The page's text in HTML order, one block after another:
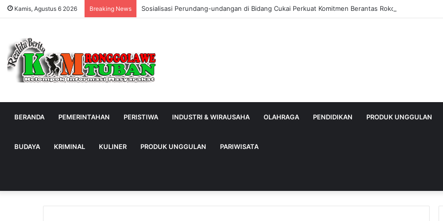
Kamis, Agustus 6 2026 Breaking News Sosialisasi Perundang-undangan di Bidang Cukai Perkuat Komitmen Berantas Rokok Ilegal di
BERANDA PEMERINTAHAN PERISTIWA INDUSTRI & WIRAUSAHA OLAHRAGA PENDIDIKAN PRODUK UNGGULAN
BUDAYA KRIMINAL KULINER PRODUK UNGGULAN PARIWISATA